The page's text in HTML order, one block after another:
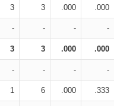
3 3 .000 .000
- - - -
3 3 .000 .000
- - - -
1 6 .000 .333